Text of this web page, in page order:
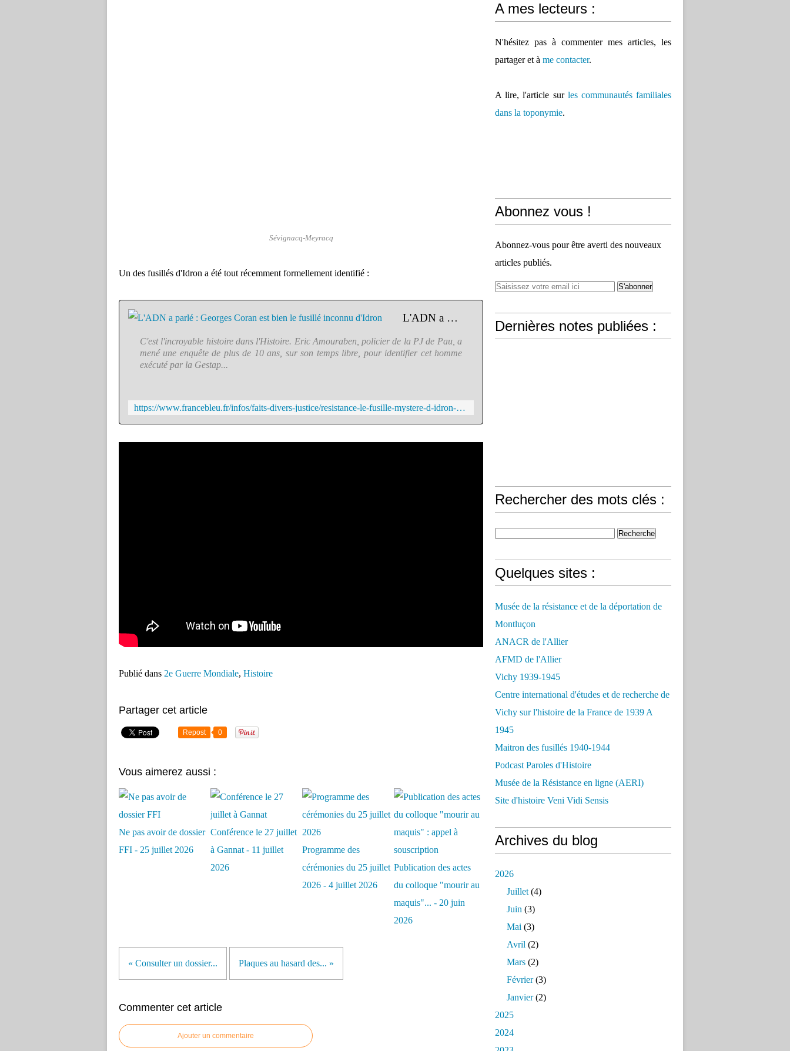
Sévignacq-Meyracq
Un des fusillés d'Idron a été tout récemment formellement identifié :
L'ADN a parlé : Georges Coran est bien le fusillé inconnu d'Idron
C'est l'incroyable histoire dans l'Histoire. Eric Amouraben, policier de la PJ de Pau, a
mené une enquête de plus de 10 ans, sur son temps libre, pour identifier cet homme
exécuté par la Gestap...
https://www.francebleu.fr/infos/faits-divers-justice/resistance-le-fusille-mystere-d-idron-s-appelle-georges-coran-1553876370
Publié dans 2e Guerre Mondiale, Histoire
Partager cet article
Repost 0
Vous aimerez aussi :
Ne pas avoir de dossier
FFI - 25 juillet 2026
Conférence le 27 juillet
à Gannat - 11 juillet
2026
Programme des
cérémonies du 25 juillet
2026 - 4 juillet 2026
Publication des actes
du colloque "mourir au
maquis"... - 20 juin
2026
« Consulter un dossier... Plaques au hasard des... »
Commenter cet article
Ajouter un commentaire
A mes lecteurs :
N'hésitez pas à commenter mes articles, les
partager et à me contacter.
A lire, l'article sur les communautés familiales
dans la toponymie.
Abonnez vous !
Abonnez-vous pour être averti des nouveaux
articles publiés.
Dernières notes publiées :
Rechercher des mots clés :
Quelques sites :
Musée de la résistance et de la déportation de
Montluçon
ANACR de l'Allier
AFMD de l'Allier
Vichy 1939-1945
Centre international d'études et de recherche de
Vichy sur l'histoire de la France de 1939 A
1945
Maitron des fusillés 1940-1944
Podcast Paroles d'Histoire
Musée de la Résistance en ligne (AERI)
Site d'histoire Veni Vidi Sensis
Archives du blog
2026
Juillet (4)
Juin (3)
Mai (3)
Avril (2)
Mars (2)
Février(3)
Janvier(2)
2025
2024